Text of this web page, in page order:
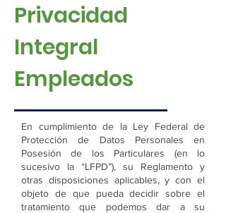
Privacidad
Integral
Empleados
En cumplimiento de la Ley Federal de
Protección de Datos Personales en
Posesión de los Particulares (en lo
sucesivo la “LFPD”), su Reglamento y
otras disposiciones aplicables, y con el
objeto de que pueda decidir sobre el
tratamiento que podemos dar a su